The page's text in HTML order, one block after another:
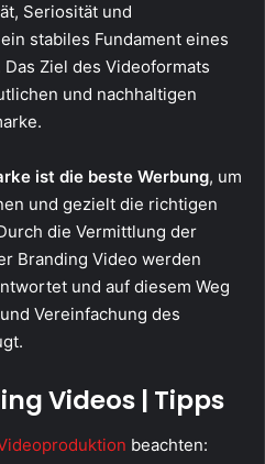
Seriosität und
stabiles Fundament eines
Ziel des Videoformats
und nachhaltigen
ist die beste Werbung, um
und gezielt die richtigen
die Vermittlung der
Branding Video werden
und auf diesem Weg
Vereinfachung des
Videos | Tipps
beachten: